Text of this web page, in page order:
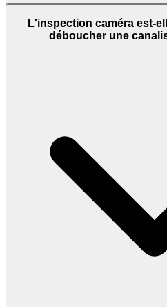
L'inspection caméra est-
déboucher une